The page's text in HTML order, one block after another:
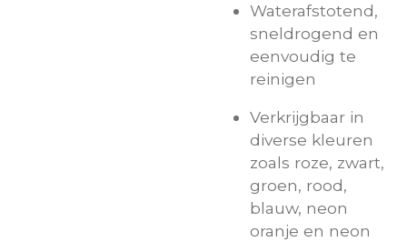
Waterafstotend,
sneldrogend en
eenvoudig te
reinigen
Verkrijgbaar in
diverse kleuren
zoals roze, zwart,
groen, rood,
blauw, neon
oranje en neon